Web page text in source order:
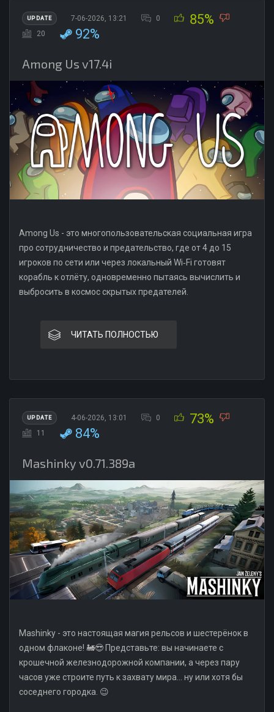
UPDATE 7-06-2026, 13:21 0 85%
20 92%
Among Us v17.4i
Among Us - это многопользовательская социальная игра
про сотрудничество и предательство, где от 4 до 15
игроков по сети или через локальный Wi‑Fi готовят
корабль к отлёту, одновременно пытаясь вычислить и
выбросить в космос скрытых предателей.
ЧИТАТЬ ПОЛНОСТЬЮ
UPDATE 4-06-2026, 13:01 0 73%
11 84%
Mashinky v0.71.389a
Mashinky - это настоящая магия рельсов и шестерёнок в
одном флаконе! 🚂😎 Представьте: вы начинаете с
крошечной железнодорожной компании, а через пару
часов уже строите путь к захвату мира... ну или хотя бы
соседнего городка. 😉